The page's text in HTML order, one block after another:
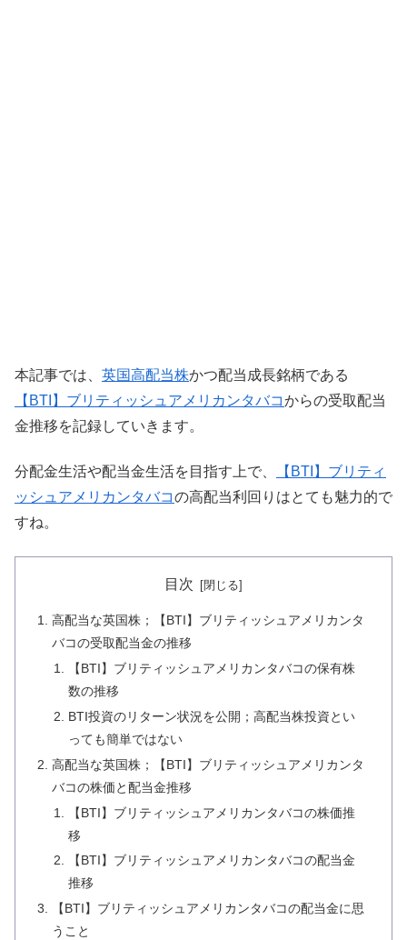
本記事では、 英国高配当株かつ配当成長銘柄である
【BTI】ブリティッシュアメリカンタバコからの受取配当
金推移を記録していきます。
分配金生活や配当金生活を目指す上で、
【BTI】ブリティ
ッシュアメリカンタバコの高配当利回りはとても魅力的で
すね。
目次
高配当な英国株；【BTI】ブリティッシュアメリカンタ
バコの受取配当金の推移
【BTI】ブリティッシュアメリカンタバコの保有株
数の推移
BTI投資のリターン状況を公開；高配当株投資とい
っても簡単ではない
高配当な英国株；【BTI】ブリティッシュアメリカンタ
バコの株価と配当金推移
【BTI】ブリティッシュアメリカンタバコの株価推
移
【BTI】ブリティッシュアメリカンタバコの配当金
推移
【BTI】ブリティッシュアメリカンタバコの配当金に思
うこと